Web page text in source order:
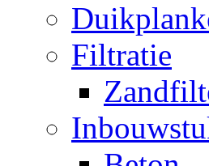
Filtratie